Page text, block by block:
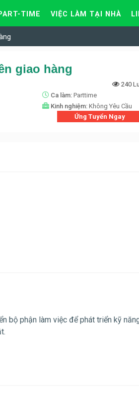
TIME VIỆC LÀM TẠI NHÀ
giao hàng
240
Ca làm: Parttime
Kinh nghiệm: Không Yêu Cầu
Ứng Tuyển Ngay
bộ phận làm việc để phát triển kỹ